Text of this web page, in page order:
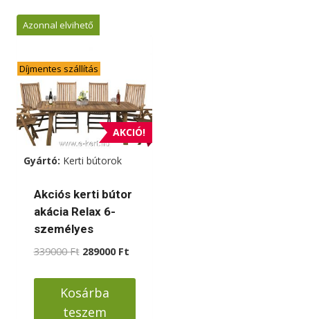
AKCIÓ!
Azonnal elvihető
Díjmentes szállítás
Gyártó: Kerti bútorok
Akciós kerti bútor
akácia Relax 6-
személyes
339000Ft Original
was:
339000 Ft.
289000 FtCurrent
is:
Kosárba
teszem